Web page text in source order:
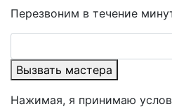
Перезвоним в течение
Вызвать мастера
Нажимая, я принимаю